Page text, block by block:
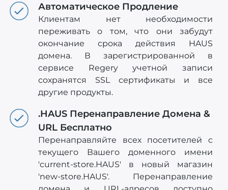
Автоматическое Продление
Клиентам нет необходимости
переживать о том, что они забудут
окончание срока действия HAUS
домена. В зарегистрированной в
сервисе Regery учетной записи
сохранятся SSL сертификаты и все
другие продукты.
.HAUS Перенаправление Домена &
URL Бесплатно
Перенаправляйте всех посетителей с
текущего Вашего доменного имени
'current-store.HAUS' в новый магазин
'new-store.HAUS'. Перенаправление